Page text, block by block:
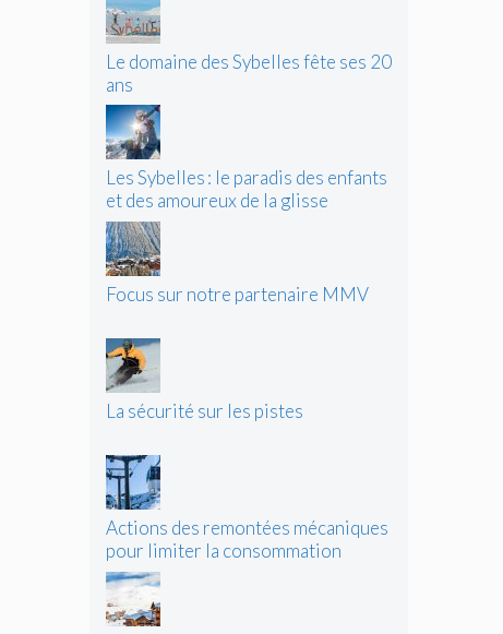
Le domaine des Sybelles fête ses 20
ans
Les Sybelles : le paradis des enfants
et des amoureux de la glisse
Focus sur notre partenaire MMV
La sécurité sur les pistes
Actions des remontées mécaniques
pour limiter la consommation
d’énergie